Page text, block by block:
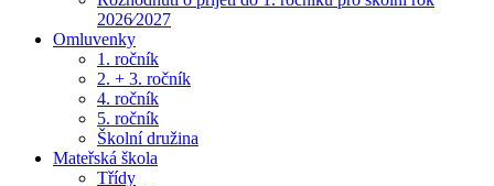
2026⁄2027
Omluvenky
1. ročník
2. + 3. ročník
4. ročník
5. ročník
Školní družina
Mateřská škola
Třídy